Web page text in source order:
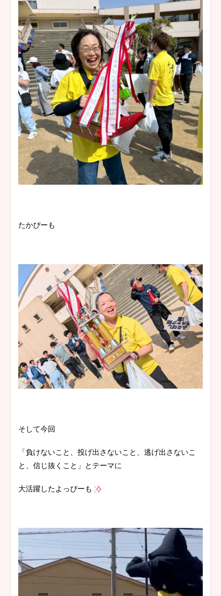
たかぴーも
そして今回
「負けないこと、投げ出さないこと、逃げ出さないこ
と、信じ抜くこと」とテーマに
大活躍したよっぴーも